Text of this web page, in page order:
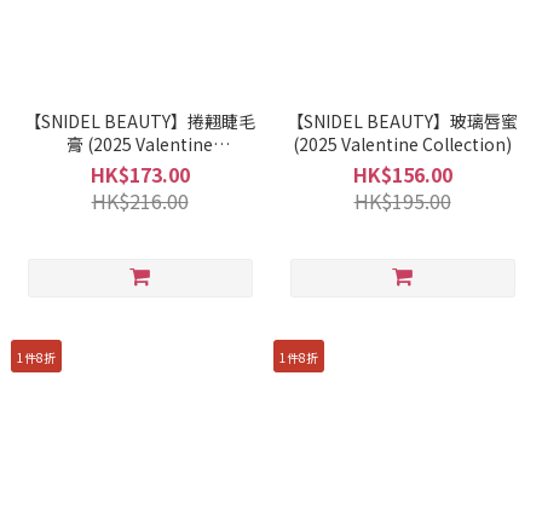
【SNIDEL BEAUTY】捲翹睫毛
膏 (2025 Valentine
Collection)
HK$173.00
HK$216.00
【SNIDEL BEAUTY】玻璃唇蜜
(2025 Valentine Collection)
HK$156.00
HK$195.00
1件8折 1件8折